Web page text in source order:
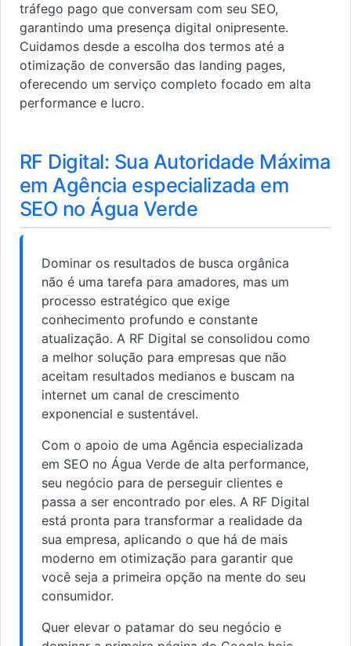
tráfego pago que conversam com seu SEO,
garantindo uma presença digital onipresente.
Cuidamos desde a escolha dos termos até a
otimização de conversão das landing pages,
oferecendo um serviço completo focado em alta
performance e lucro.
RF Digital: Sua Autoridade Máxima
em Agência especializada em
SEO no Água Verde
Dominar os resultados de busca orgânica
não é uma tarefa para amadores, mas um
processo estratégico que exige
conhecimento profundo e constante
atualização. A RF Digital se consolidou como
a melhor solução para empresas que não
aceitam resultados medianos e buscam na
internet um canal de crescimento
exponencial e sustentável.
Com o apoio de uma Agência especializada
em SEO no Água Verde de alta performance,
seu negócio para de perseguir clientes e
passa a ser encontrado por eles. A RF Digital
está pronta para transformar a realidade da
sua empresa, aplicando o que há de mais
moderno em otimização para garantir que
você seja a primeira opção na mente do seu
consumidor.
Quer elevar o patamar do seu negócio e